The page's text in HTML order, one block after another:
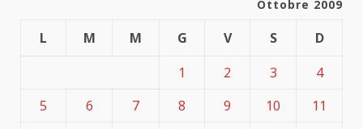
Ottobre 2009
L M M G V S
D
1
2 3
4
5
6 7 8 9 10
11